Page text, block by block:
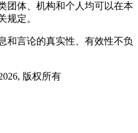
团体、机构和个人均可以在本
规定。
和言论的真实性、有效性不负
版权所有